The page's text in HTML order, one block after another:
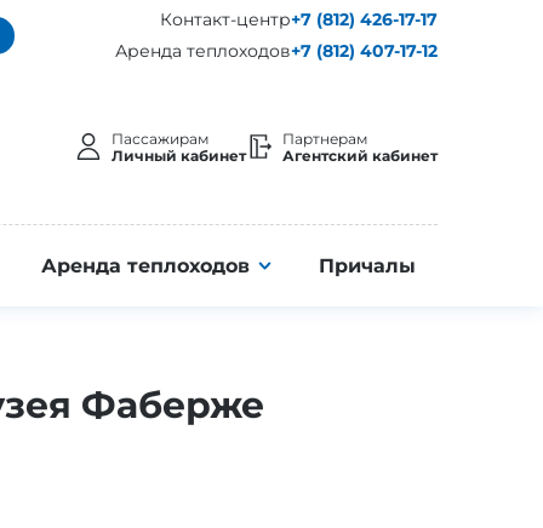
Контакт-центр+7 (812) 426-17-17
Аренда теплоходов+7 (812) 407-17-12
Пассажирам
Личный кабинет
Партнерам
Агентский кабинет
Аренда теплоходов Причалы
Фаберже